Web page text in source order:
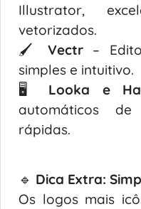
Illustrator,
vetorizados.
🖌Vectr –
simples e intuitivo.
🖥 Looka e
automáticos
rápidas.
🔹 Dica Extra:
Os logos mais